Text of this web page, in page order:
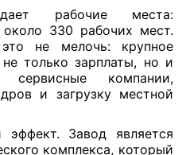
рабочие места:
около 330 рабочих мест.
не мелочь: крупное
только зарплаты, но и
сервисные компании,
и загрузку местной
Завод является
комплекса, который